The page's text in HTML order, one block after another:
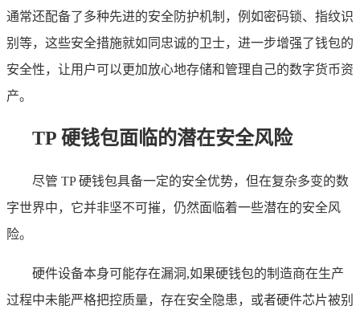
通常还配备了多种先进的安全防护机制，例如密码锁、指纹识
别等，这些安全措施就如同忠诚的卫士，进一步增强了钱包的
安全性，让用户可以更加放心地存储和管理自己的数字货币资
产。
TP 硬钱包面临的潜在安全风险
尽管 TP 硬钱包具备一定的安全优势，但在复杂多变的数
字世界中，它并非坚不可摧，仍然面临着一些潜在的安全风
险。
硬件设备本身可能存在漏洞,如果硬钱包的制造商在生产
过程中未能严格把控质量，存在安全隐患，或者硬件芯片被别